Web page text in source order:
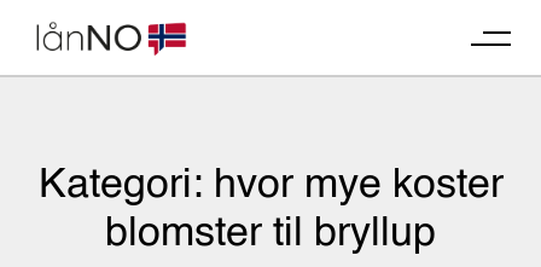
content
Kategori: hvor mye koster
blomster til bryllup